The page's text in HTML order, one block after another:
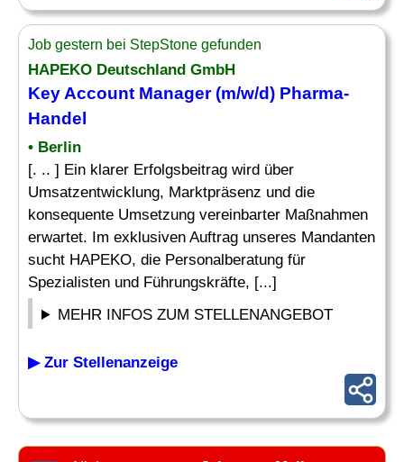
Job gestern bei StepStone gefunden
HAPEKO Deutschland GmbH
Key Account Manager(m/w/d) Pharma-
Handel
• Berlin
[. .. ] Ein klarer Erfolgsbeitrag wird über
Umsatzentwicklung, Marktpräsenz und die
konsequente Umsetzung vereinbarter Maßnahmen
erwartet. Im exklusiven Auftrag unseres Mandanten
sucht HAPEKO, die Personalberatung für
Spezialisten und Führungskräfte, [...]
MEHR INFOS ZUM STELLENANGEBOT
▶ Zur Stellenanzeige